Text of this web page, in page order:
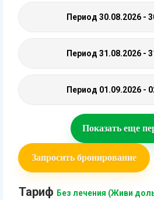
Период 30.08.2026 -
Период 31.08.2026 -
Период 01.09.2026 -
Показать еще
Запросить бронирование
Тариф Без лечения (Живи